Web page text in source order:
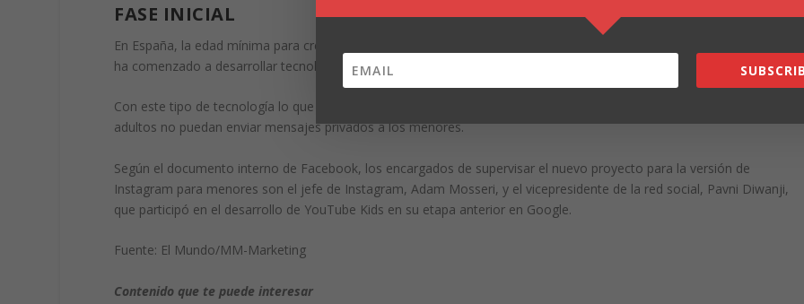
FASE INICIAL
En España, la edad mínima para crearse un perfil en Instagram es de 14 años en adelante. Es por ello que la
ha comenzado a desarrollar tecnologías basadas en el aprendizaje automático.
Con este tipo de tecnología lo que buscan es que los menores no mientan en la edad de sus cuentas; así como los
adultos no puedan enviar mensajes privados a los menores.
Según el documento interno de Facebook, los encargados de supervisar el nuevo proyecto para la versión de
Instagram para menores son el jefe de Instagram, Adam Mosseri, y el vicepresidente de la red social, Pavni Diwanji,
que participó en el desarrollo de YouTube Kids en su etapa anterior en Google.
Fuente: El Mundo/MM-Marketing
Contenido que te puede interesar